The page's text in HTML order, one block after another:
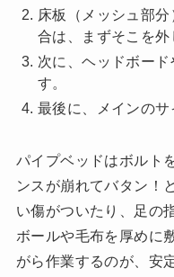
床板（メッシュ部
合は、まずそこを外
次に、ヘッドボー
す。
最後に、メインのサ
パイプベッドはボルト
ンスが崩れてバタン！
い傷がついたり、足の
ボールや毛布を厚めに
がら作業するのが、安